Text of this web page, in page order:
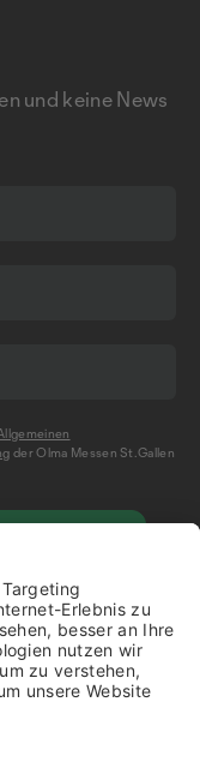
und keine News
der Olma Messen St.Gallen